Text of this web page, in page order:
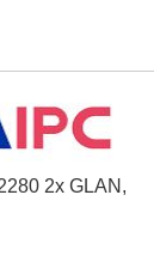
2x GLAN,